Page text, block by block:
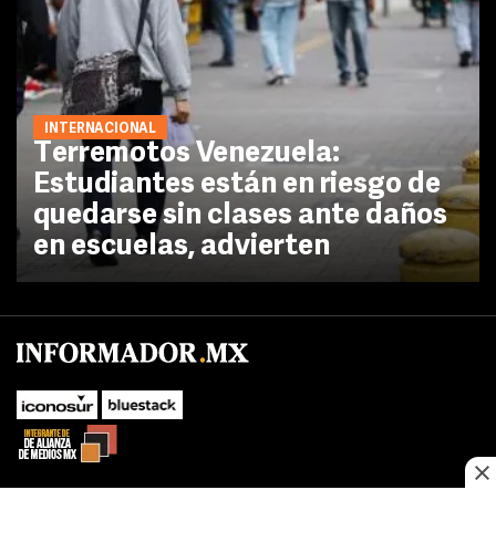
INTERNACIONAL
Terremotos Venezuela:
Estudiantes están en riesgo de
quedarse sin clases ante daños
en escuelas, advierten